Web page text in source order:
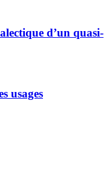
d’un quasi-
usages